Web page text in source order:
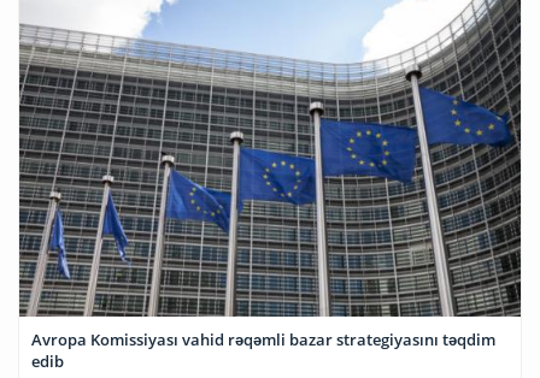
Avropa Komissiyası vahid rəqəmli bazar strategiyasını təqdim
edib